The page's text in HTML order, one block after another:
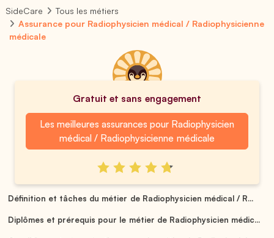
SideCare
Tous les métiers
Assurance pour Radiophysicien médical / Radiophysicienne
médicale
Gratuit et sans engagement
Les meilleures assurances pour Radiophysicien
médical / Radiophysicienne médicale
Définition et tâches du métier de Radiophysicien médical / R...
Diplômes et prérequis pour le métier de Radiophysicien médic...